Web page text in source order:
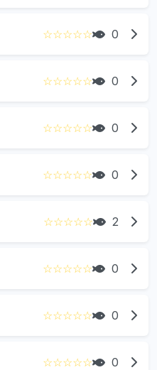
☆☆☆☆☆ 0
☆☆☆☆☆ 0
☆☆☆☆☆ 0
☆☆☆☆☆ 0
☆☆☆☆☆ 2
☆☆☆☆☆ 0
☆☆☆☆☆ 0
☆☆☆☆☆ 0